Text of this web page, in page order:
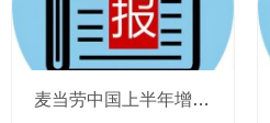
麦当劳中国上半年增至8114家，达能CEO称现阶段更具进攻性，“小酒馆”海伦司盈警，现代牧业完成收购中国圣牧股权，茶颜悦色合肥首店开业